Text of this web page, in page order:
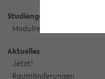
Studiengangsauswahl
Modulrecherche
Aktuelles
Jetzt!
Raumänderungen